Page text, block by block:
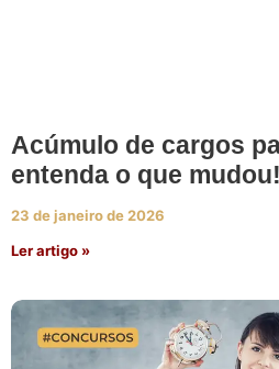
Acúmulo de cargos
entenda o que mudou!
23 de janeiro de 2026
Ler artigo »